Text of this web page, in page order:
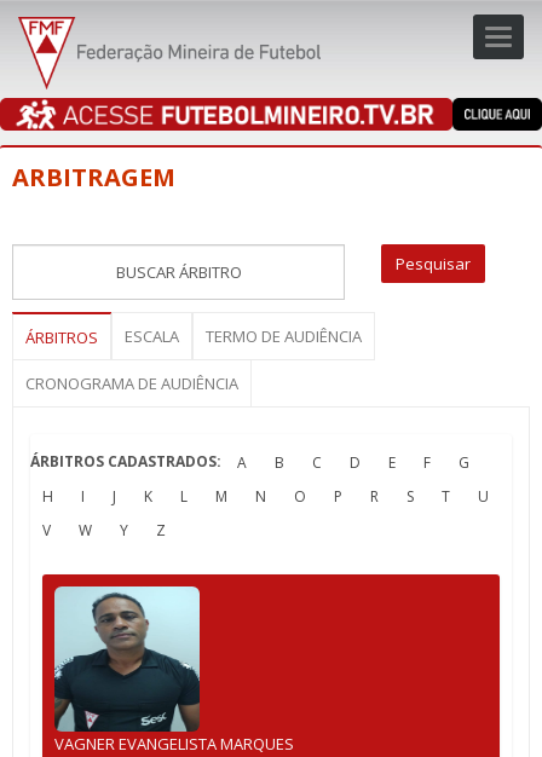
ARBITRAGEM
ÁRBITROS ESCALA TERMO DE AUDIÊNCIA
CRONOGRAMA DE AUDIÊNCIA
ÁRBITROS CADASTRADOS: A B C D E F
G
H
I J K L M N O P R S T
U
V
W Y Z
VAGNER EVANGELISTA MARQUES